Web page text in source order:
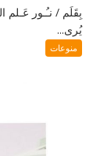
بِقَلَم / نـُـور عَـلم
يُرى...
منوعات